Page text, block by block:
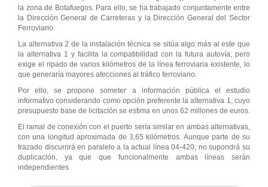
la zona de Botafuegos. Para ello, se ha trabajado conjuntamente entre
la Dirección General de Carreteras y la Dirección General del Sector
Ferroviario.
La alternativa 2 de la instalación técnica se sitúa algo más al este que
la alternativa 1 y facilita la compatibilidad con la futura autovía, pero
exige el ripado de varios kilómetros de la línea ferroviaria existente, lo
que generaría mayores afecciones al tráfico ferroviario.
Por ello, se propone someter a información pública el estudio
informativo considerando como opción preferente la alternativa 1, cuyo
presupuesto base de licitación se estima en unos 62 millones de euros.
El ramal de conexión con el puerto sería similar en ambas alternativas,
con una longitud aproximada de 3,65 kilómetros. Aunque parte de su
trazado discurrirá en paralelo a la actual línea 04-420, no supondrá su
duplicación, ya que que funcionalmente ambas líneas serán
independientes